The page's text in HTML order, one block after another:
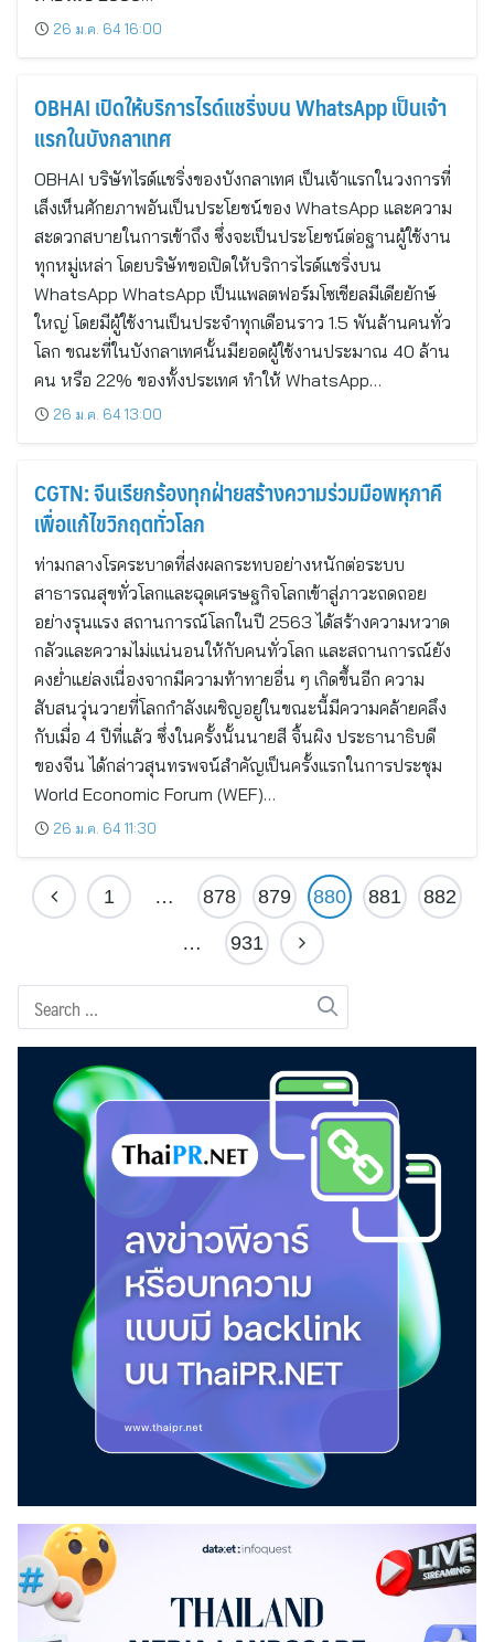
26 ม.ค. 64 16:00
OBHAI เปิดให้บริการไรด์แชริ่งบน WhatsApp เป็นเจ้า
แรกในบังกลาเทศ
OBHAI บริษัทไรด์แชริ่งของบังกลาเทศ เป็นเจ้าแรกในวงการที่
เล็งเห็นศักยภาพอันเป็นประโยชน์ของ WhatsApp และความ
สะดวกสบายในการเข้าถึง ซึ่งจะเป็นประโยชน์ต่อฐานผู้ใช้งาน
ทุกหมู่เหล่า โดยบริษัทขอเปิดให้บริการไรด์แชริ่งบน
WhatsApp WhatsApp เป็นแพลตฟอร์มโซเชียลมีเดียยักษ์
ใหญ่ โดยมีผู้ใช้งานเป็นประจำทุกเดือนราว 1.5 พันล้านคนทั่ว
โลก ขณะที่ในบังกลาเทศนั้นมียอดผู้ใช้งานประมาณ 40 ล้าน
คน หรือ 22% ของทั้งประเทศ ทำให้ WhatsApp…
26 ม.ค. 64 13:00
CGTN: จีนเรียกร้องทุกฝ่ายสร้างความร่วมมือพหุภาคี
เพื่อแก้ไขวิกฤตทั่วโลก
ท่ามกลางโรคระบาดที่ส่งผลกระทบอย่างหนักต่อระบบ
สาธารณสุขทั่วโลกและฉุดเศรษฐกิจโลกเข้าสู่ภาวะถดถอย
อย่างรุนแรง สถานการณ์โลกในปี 2563 ได้สร้างความหวาด
กลัวและความไม่แน่นอนให้กับคนทั่วโลก และสถานการณ์ยัง
คงย่ำแย่ลงเนื่องจากมีความท้าทายอื่น ๆ เกิดขึ้นอีก ความ
สับสนวุ่นวายที่โลกกำลังเผชิญอยู่ในขณะนี้มีความคล้ายคลึง
กับเมื่อ 4 ปีที่แล้ว ซึ่งในครั้งนั้นนายสี จิ้นผิง ประธานาธิบดี
ของจีน ได้กล่าวสุนทรพจน์สำคัญเป็นครั้งแรกในการประชุม
World Economic Forum (WEF)…
26 ม.ค. 64 11:30
1 … 878 879 880 881 882
… 931